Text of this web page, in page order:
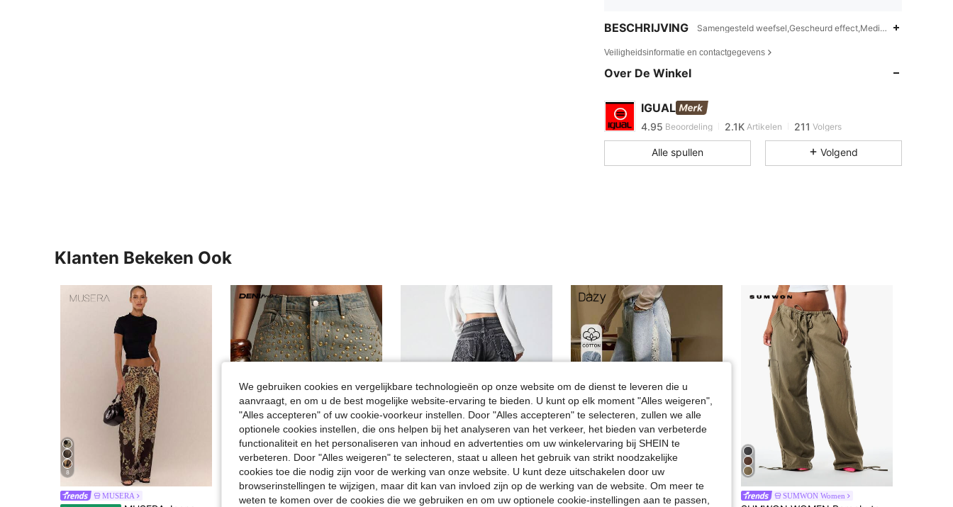
BESCHRIJVING Samengesteld weefsel,Gescheurd effect,Medium stretch
Veiligheidsinformatie en contactgegevens
Over De Winkel
IGUAL
4.95
4.95 Beoordeling 2.1K Artikelen 211 Volgers
4.95
4.95
2.1K
211
Alle spullen Volgend
Klanten Bekeken Ook
8
MUSERA Denimoi Glam Denim #Rommelig chic SUMWON Women
We gebruiken cookies en vergelijkbare technologieën op onze website om de dienst te leveren die u
aanvraagt, en om u de best mogelijke website-ervaring te bieden. U kunt op elk moment "Alles weigeren",
"Alles accepteren" of uw cookie-voorkeur instellen. Door "Alles accepteren" te selecteren, zullen we alle
optionele cookies instellen, die ons helpen bij het analyseren van het verkeer, het bieden van verbeterde
functionaliteit en het personaliseren van inhoud en advertenties om uw winkelervaring bij SHEIN te
verbeteren. Door "Alles weigeren" te selecteren, staat u alleen het gebruik van strikt noodzakelijke
cookies toe die nodig zijn voor de werking van onze website. U kunt deze uitschakelen door uw
browserinstellingen te wijzigen, maar dit kan van invloed zijn op de werking van de website. Om meer te
weten te komen over de cookies die we gebruiken en om uw optionele cookie-instellingen aan te passen,